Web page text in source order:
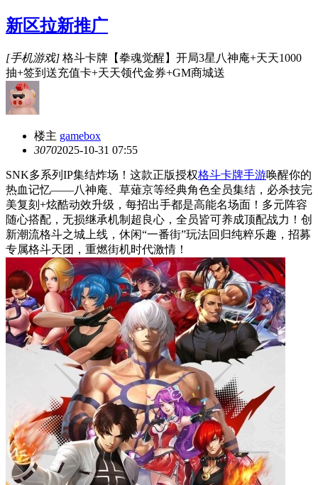
新区拉新推广
[手机游戏] 格斗卡牌【拳魂觉醒】开局3星八神庵+天天1000
抽+签到送充值卡+天天领代金券+GM商城送
楼主 gamebox
30702025-10-31 07:55
SNK多系列IP集结炸场！这款正版授权格斗卡牌手游唤醒你的
热血记忆——八神庵、草薙京等经典角色全员集结，必杀技完
美复刻+炫酷动效升级，每招出手都是高能名场面！多元阵容
随心搭配，无损继承机制超良心，全员皆可养成顶配战力！创
新潮流格斗之城上线，休闲“一番街”玩法回归纯粹乐趣，招募
专属格斗天团，重燃街机时代激情！